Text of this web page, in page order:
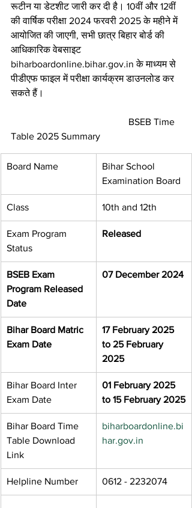
रूटीन या डेटशीट जारी कर दी है। 10वीं और 12वीं
की वार्षिक परीक्षा 2024 फरवरी 2025 के महीने में
आयोजित की जाएगी, सभी छात्र बिहार बोर्ड की
आधिकारिक वेबसाइट
biharboardonline.bihar.gov.in के माध्यम से
पीडीएफ फाइल में परीक्षा कार्यक्रम डाउनलोड कर
सकते हैं।
Table 2025 Summary
Board Name
Bihar School
Examination Board
Class 10th and 12th
Exam Program
Status
Released
BSEB Exam
Program Released
Date
07 December 2024
Bihar Board Matric
Exam Date
17 February 2025
to 25 February
2025
Bihar Board Inter
Exam Date
01 February 2025
to 15 February 2025
Bihar Board Time
Table Download
Link
biharboardonline.bi
har.gov.in
Helpline Number 0612 - 2232074